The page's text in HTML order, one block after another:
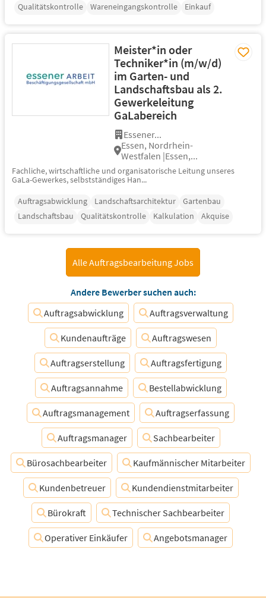
Qualitätskontrolle
Wareneingangskontrolle Einkauf
Meister*in oder
Techniker*in (m/w/d)
im Garten- und
Landschaftsbau als 2.
Gewerkeleitung
GaLabereich
Essener...
Essen, Nordrhein-
Westfalen |Essen,...
Fachliche, wirtschaftliche und organisatorische Leitung unseres
GaLa-Gewerkes, selbstständiges Han...
Auftragsabwicklung
Landschaftsarchitektur
Gartenbau
Landschaftsbau
Qualitätskontrolle Kalkulation Akquise
Alle Auftragsbearbeitung Jobs
Andere Bewerber suchen auch:
Auftragsabwicklung
Auftragsverwaltung
Kundenaufträge Auftragswesen
Auftragserstellung Auftragsfertigung
Auftragsannahme Bestellabwicklung
Auftragsmanagement Auftragserfassung
Auftragsmanager Sachbearbeiter
Bürosachbearbeiter Kaufmännischer Mitarbeiter
Kundenbetreuer Kundendienstmitarbeiter
Bürokraft Technischer Sachbearbeiter
Operativer Einkäufer Angebotsmanager